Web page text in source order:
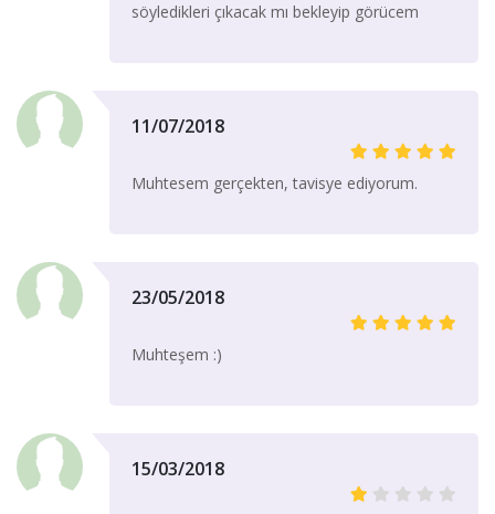
söyledikleri çıkacak mı bekleyip görücem
11/07/2018
Muhtesem gerçekten, tavisye ediyorum.
23/05/2018
Muhteşem :)
15/03/2018